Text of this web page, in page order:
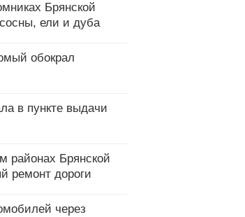
Брянской
ели и дуба
обокрал
в пункте выдачи
районах Брянской
ремонт дороги
через